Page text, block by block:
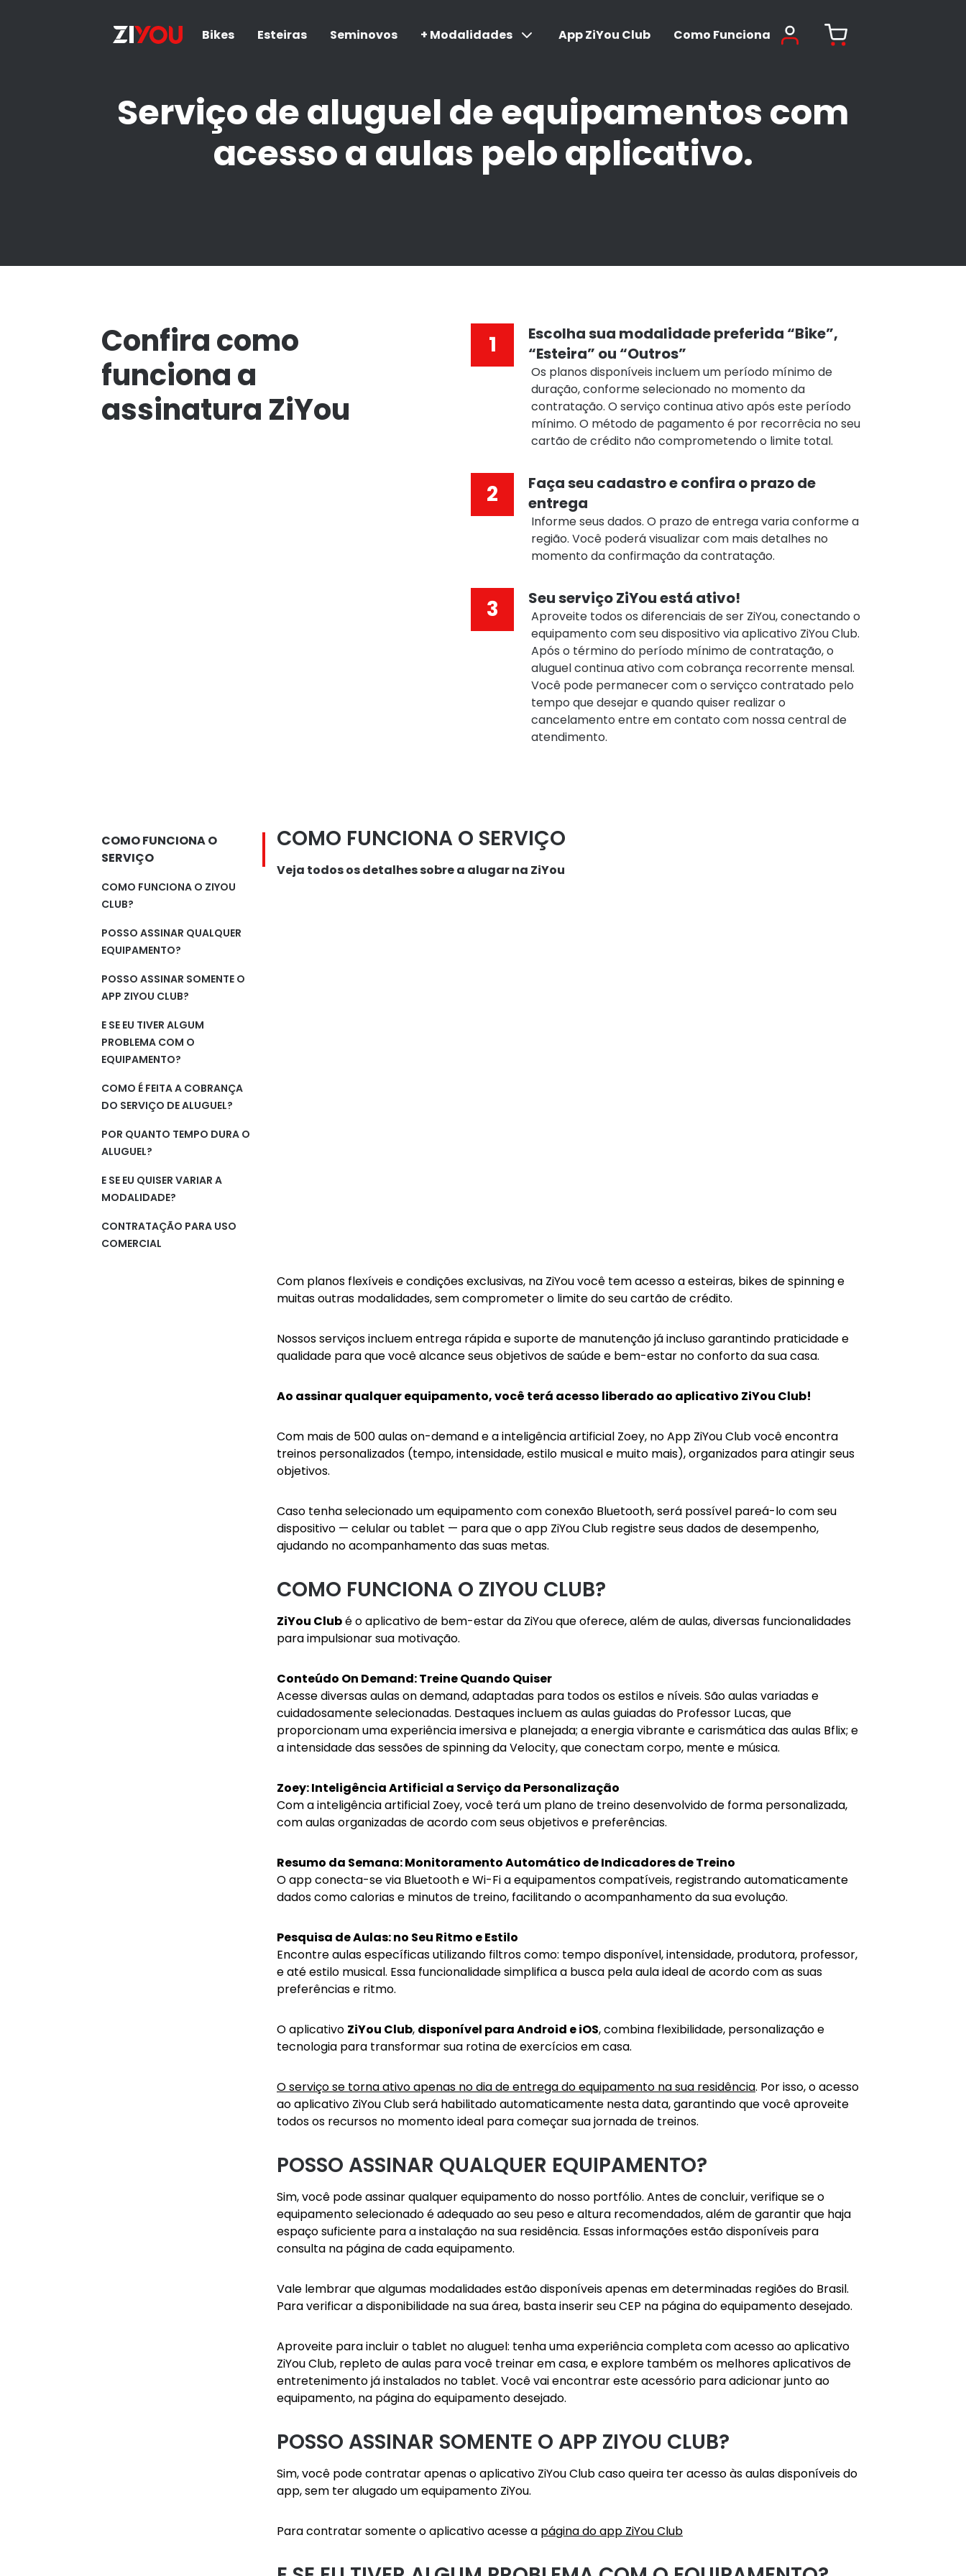
Bikes Esteiras Seminovos + Modalidades App ZiYou Club Como Funciona
Serviço de aluguel de equipamentos com
acesso a aulas pelo aplicativo.
Confira como
funciona a
assinatura ZiYou
Escolha sua modalidade preferida “Bike”,
“Esteira” ou “Outros”
Os planos disponíveis incluem um período mínimo de
duração, conforme selecionado no momento da
contratação. O serviço continua ativo após este período
mínimo. O método de pagamento é por recorrêcia no seu
cartão de crédito não comprometendo o limite total.
Faça seu cadastro e confira o prazo de
entrega
Informe seus dados. O prazo de entrega varia conforme a
região. Você poderá visualizar com mais detalhes no
momento da confirmação da contratação.
Seu serviço ZiYou está ativo!
Aproveite todos os diferenciais de ser ZiYou, conectando o
equipamento com seu dispositivo via aplicativo ZiYou Club.
Após o término do período mínimo de contratação, o
aluguel continua ativo com cobrança recorrente mensal.
Você pode permanecer com o serviçco contratado pelo
tempo que desejar e quando quiser realizar o
cancelamento entre em contato com nossa central de
atendimento.
COMO FUNCIONA O
SERVIÇO
COMO FUNCIONA O ZIYOU
CLUB?
POSSO ASSINAR QUALQUER
EQUIPAMENTO?
POSSO ASSINAR SOMENTE O
APP ZIYOU CLUB?
E SE EU TIVER ALGUM
PROBLEMA COM O
EQUIPAMENTO?
COMO É FEITA A COBRANÇA
DO SERVIÇO DE ALUGUEL?
POR QUANTO TEMPO DURA O
ALUGUEL?
E SE EU QUISER VARIAR A
MODALIDADE?
CONTRATAÇÃO PARA USO
COMERCIAL
COMO FUNCIONA O SERVIÇO
Veja todos os detalhes sobre a alugar na ZiYou
Com planos flexíveis e condições exclusivas, na ZiYou você tem acesso a esteiras, bikes de spinning e
muitas outras modalidades, sem comprometer o limite do seu cartão de crédito.
Nossos serviços incluem entrega rápida e suporte de manutenção já incluso garantindo praticidade e
qualidade para que você alcance seus objetivos de saúde e bem-estar no conforto da sua casa.
Ao assinar qualquer equipamento, você terá acesso liberado ao aplicativo ZiYou Club!
Com mais de 500 aulas on-demand e a inteligência artificial Zoey, no App ZiYou Club você encontra
treinos personalizados (tempo, intensidade, estilo musical e muito mais), organizados para atingir seus
objetivos.
Caso tenha selecionado um equipamento com conexão Bluetooth, será possível pareá-lo com seu
dispositivo — celular ou tablet — para que o app ZiYou Club registre seus dados de desempenho,
ajudando no acompanhamento das suas metas.
COMO FUNCIONA O ZIYOU CLUB?
ZiYou Clubé o aplicativo de bem-estar da ZiYou que oferece, além de aulas, diversas funcionalidades
para impulsionar sua motivação.
Conteúdo On Demand: Treine Quando Quiser
Acesse diversas aulas on demand, adaptadas para todos os estilos e níveis. São aulas variadas e
cuidadosamente selecionadas. Destaques incluem as aulas guiadas do Professor Lucas, que
proporcionam uma experiência imersiva e planejada; a energia vibrante e carismática das aulas Bflix; e
a intensidade das sessões de spinning da Velocity, que conectam corpo, mente e música.
Zoey: Inteligência Artificial a Serviço da Personalização
Com a inteligência artificial Zoey, você terá um plano de treino desenvolvido de forma personalizada,
com aulas organizadas de acordo com seus objetivos e preferências.
Resumo da Semana: Monitoramento Automático de Indicadores de Treino
O app conecta-se via Bluetooth e Wi-Fi a equipamentos compatíveis, registrando automaticamente
dados como calorias e minutos de treino, facilitando o acompanhamento da sua evolução.
Pesquisa de Aulas: no Seu Ritmo e Estilo
Encontre aulas específicas utilizando filtros como: tempo disponível, intensidade, produtora, professor,
e até estilo musical. Essa funcionalidade simplifica a busca pela aula ideal de acordo com as suas
preferências e ritmo.
O aplicativo ZiYou Club, disponível para Android e iOS, combina flexibilidade, personalização e
tecnologia para transformar sua rotina de exercícios em casa.
O serviço se torna ativo apenas no dia de entrega do equipamento na sua residência. Por isso, o acesso
ao aplicativo ZiYou Club será habilitado automaticamente nesta data, garantindo que você aproveite
todos os recursos no momento ideal para começar sua jornada de treinos.
POSSO ASSINAR QUALQUER EQUIPAMENTO?
Sim, você pode assinar qualquer equipamento do nosso portfólio. Antes de concluir, verifique se o
equipamento selecionado é adequado ao seu peso e altura recomendados, além de garantir que haja
espaço suficiente para a instalação na sua residência. Essas informações estão disponíveis para
consulta na página de cada equipamento.
Vale lembrar que algumas modalidades estão disponíveis apenas em determinadas regiões do Brasil.
Para verificar a disponibilidade na sua área, basta inserir seu CEP na página do equipamento desejado.
Aproveite para incluir o tablet no aluguel: tenha uma experiência completa com acesso ao aplicativo
ZiYou Club, repleto de aulas para você treinar em casa, e explore também os melhores aplicativos de
entretenimento já instalados no tablet. Você vai encontrar este acessório para adicionar junto ao
equipamento, na página do equipamento desejado.
POSSO ASSINAR SOMENTE O APP ZIYOU CLUB?
Sim, você pode contratar apenas o aplicativo ZiYou Club caso queira ter acesso às aulas disponíveis do
app, sem ter alugado um equipamento ZiYou.
Para contratar somente o aplicativo acesse a página do app ZiYou Club